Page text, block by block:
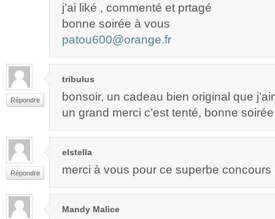
j’ai liké , commenté et prtagé
bonne soirée à vous
patou600@orange.fr
Répondre
tribulus
bonsoir, un cadeau bien original que
un grand merci c’est tenté, bonne soirée
Répondre
elstella
merci à vous pour ce superbe concours
Mandy Malice